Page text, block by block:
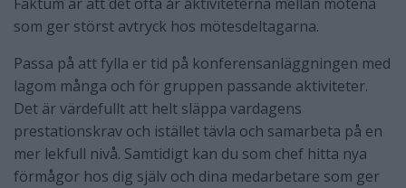
som ger störst avtryck hos mötesdeltagarna.
Passa på att fylla er tid på konferensanläggningen med
lagom många och för gruppen passande aktiviteter.
Det är värdefullt att helt släppa vardagens
prestationskrav och istället tävla och samarbeta på en
mer lekfull nivå. Samtidigt kan du som chef hitta nya
förmågor hos dig själv och dina medarbetare som ger